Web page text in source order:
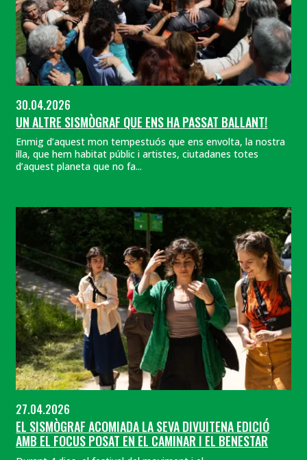
30.04.2026
UN ALTRE SISMÒGRAF QUE ENS HA PASSAT BALLANT!
Enmig d’aquest mon tempestuós que ens envolta, la nostra
illa, que hem habitat públic i artistes, ciutadanes totes
d’aquest planeta que no fa...
27.04.2026
EL SISMÒGRAF ACOMIADA LA SEVA DIVUITENA EDICIÓ
AMB EL FOCUS POSAT EN EL CAMINAR I EL BENESTAR